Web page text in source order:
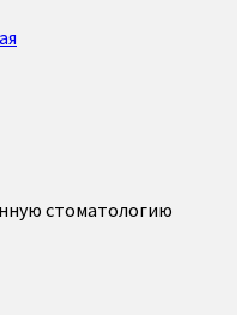
стоматологию